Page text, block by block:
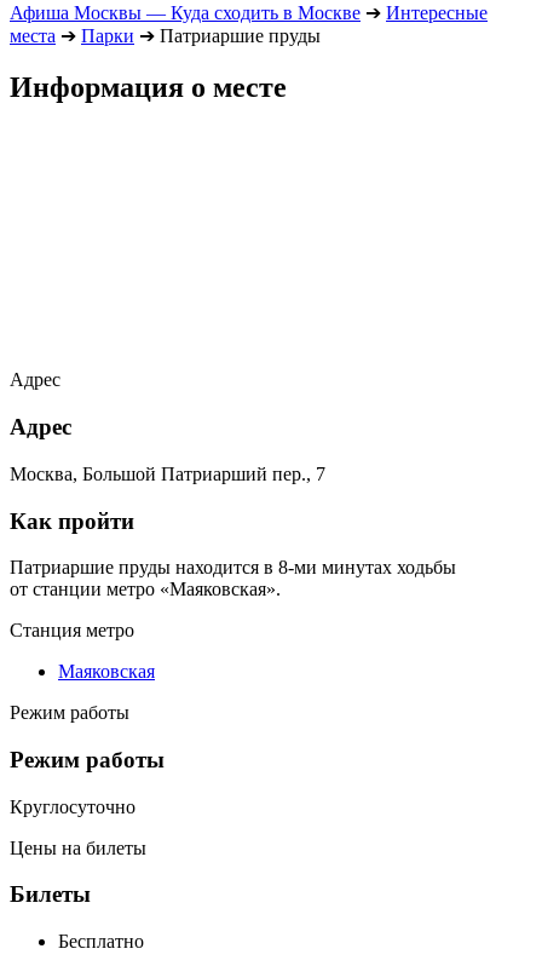
Афиша Москвы — Куда сходить в Москве ➔ Интересные
места ➔ Парки ➔ Патриаршие пруды
Информация о месте
Адрес
Адрес
Москва, Большой Патриарший пер., 7
Как пройти
Патриаршие пруды находится в 8-ми минутах ходьбы
от станции метро «Маяковская».
Станция метро
Маяковская
Режим работы
Режим работы
Круглосуточно
Цены на билеты
Билеты
Бесплатно